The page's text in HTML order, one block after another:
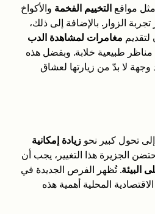
مواقع التخييم الفخمة والأكواخ
الزوار. بالإضافة إلى ذلك،
مغامرات لمشاهدة الدب
طبيعية خلابة. وبفضل هذه
لا بدّ من زيارتها لعشاق
تحول كبير نحو زيادة إمكانية
الجزيرة هذا التغيير، يجب أن
البيئة. تُظهر الفرص الجديدة في
الاقتصادية المحلية أهمية هذه